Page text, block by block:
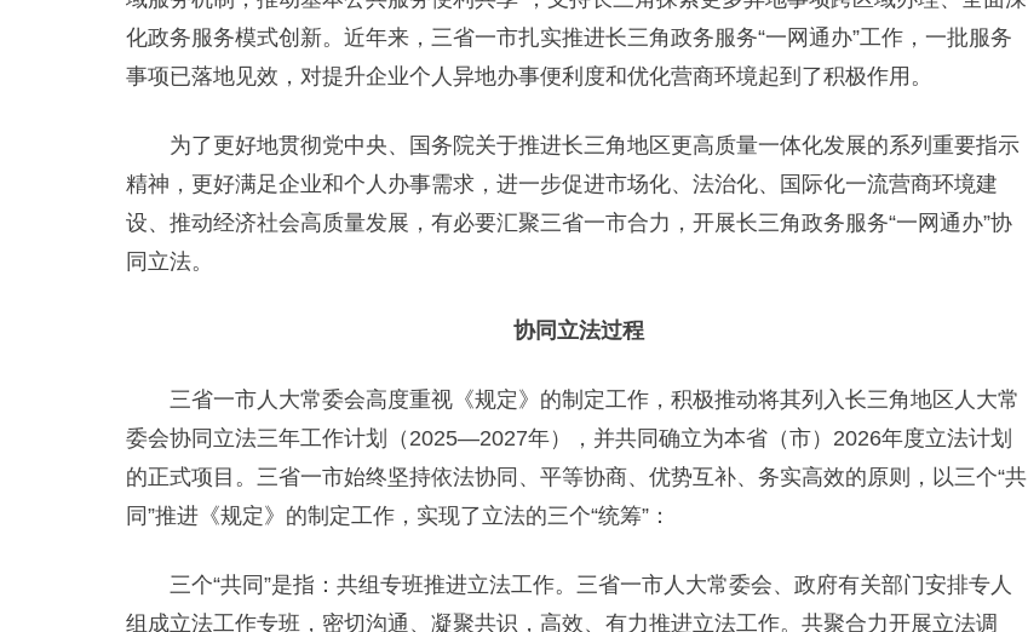
化政务服务模式创新。近年来，三省一市扎实推进长三角政务服务“一网通办”工作，一批服务
事项已落地见效，对提升企业个人异地办事便利度和优化营商环境起到了积极作用。
为了更好地贯彻党中央、国务院关于推进长三角地区更高质量一体化发展的系列重要指示
精神，更好满足企业和个人办事需求，进一步促进市场化、法治化、国际化一流营商环境建
设、推动经济社会高质量发展，有必要汇聚三省一市合力，开展长三角政务服务“一网通办”协
同立法。
协同立法过程
三省一市人大常委会高度重视《规定》的制定工作，积极推动将其列入长三角地区人大常
委会协同立法三年工作计划（2025—2027年），并共同确立为本省（市）2026年度立法计划
的正式项目。三省一市始终坚持依法协同、平等协商、优势互补、务实高效的原则，以三个“共
同”推进《规定》的制定工作，实现了立法的三个“统筹”：
三个“共同”是指：共组专班推进立法工作。三省一市人大常委会、政府有关部门安排专人
组成立法工作专班，密切沟通、凝聚共识，高效、有力推进立法工作。共聚合力开展立法调